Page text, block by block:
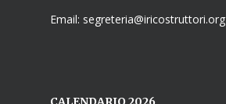
Email: segreteria@iricostruttori.org